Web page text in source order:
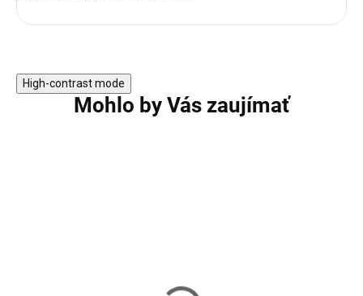
High-contrast mode
Mohlo by Vás zaujímať